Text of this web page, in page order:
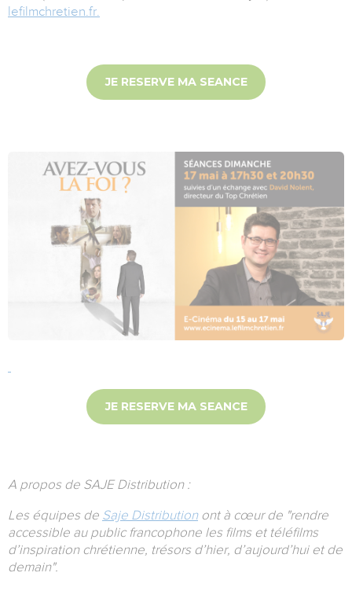
lefilmchretien.fr.
JE RESERVE MA SEANCE
JE RESERVE MA SEANCE
A propos de SAJE Distribution :
Les équipes de Saje Distributionont à cœur de "rendre
accessible au public francophone les films et téléfilms
d’inspiration chrétienne, trésors d’hier, d’aujourd’hui et de
demain".